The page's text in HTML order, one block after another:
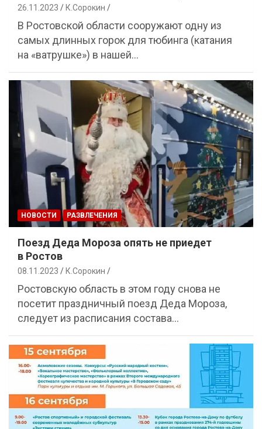
26.11.2023 К.Сорокин
В Ростовской области сооружают одну из
самых длинных горок для тюбинга (катания
на «ватрушке») в нашей…
НОВОСТИ РАЗВЛЕЧЕНИЯ
Поезд Деда Мороза опять не приедет
в Ростов
08.11.2023 К.Сорокин
Ростовскую область в этом году снова не
посетит праздничный поезд Деда Мороза,
следует из расписания состава…